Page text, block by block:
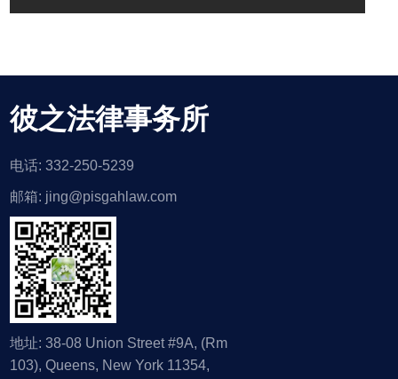
彼之法律事务所
电话: 332-250-5239
邮箱: jing@pisgahlaw.com
地址: 38-08 Union Street #9A, (Rm
103), Queens, New York 11354,